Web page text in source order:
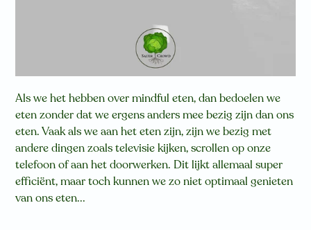
Als we het hebben over mindful eten, dan bedoelen we
eten zonder dat we ergens anders mee bezig zijn dan ons
eten. Vaak als we aan het eten zijn, zijn we bezig met
andere dingen zoals televisie kijken, scrollen op onze
telefoon of aan het doorwerken. Dit lijkt allemaal super
efficiënt, maar toch kunnen we zo niet optimaal genieten
van ons eten...